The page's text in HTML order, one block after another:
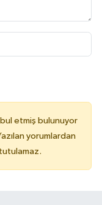
etmiş bulunuyor
yorumlardan